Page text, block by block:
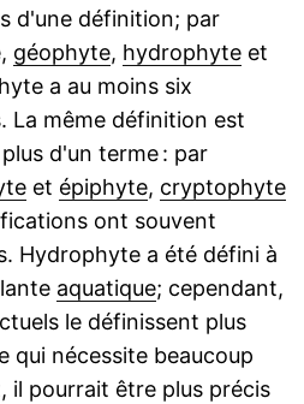
d'une définition; par
géophyte, hydrophyteet
a au moins six
La même définition est
d'un terme : par
et épiphyte, cryptophyte
ont souvent
Hydrophyte a été défini à
aquatique; cependant,
le définissent plus
qui nécessite beaucoup
il pourrait être plus précis